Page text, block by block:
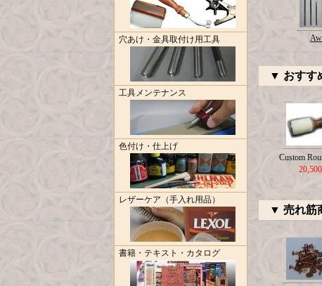
穴あけ・金具取付け用工具
工具メンテナンス
色付け・仕上げ
レザーケア（手入れ用品）
書籍・テキスト・カタログ
▼ おすす
Custom
▼ 売れ筋